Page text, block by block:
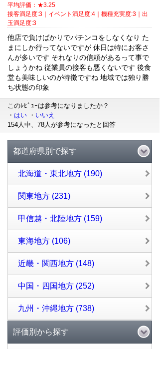
平均評価：★3.25
接客満足度:3｜イベント満足度:4｜機種充実度:3｜出
玉満足度:3
他店で負けばかりでパチンコをしなくなり た
まにしか行ってないですが 休日は特にお客さ
んが多いです それなりの信頼があるって事で
しょうかね 従業員の接客も悪くないです 後食
堂も美味しいのが特徴ですね 地域では独り勝
ち状態の印象
このﾚﾋﾞｭｰは参考になりましたか？
・ はい ・ いいえ
154人中、78人が参考になったと回答
都道府県別で探す
北海道・東北地方 (190)
関東地方 (231)
甲信越・北陸地方 (159)
東海地方 (106)
近畿・関西地方 (148)
中国・四国地方 (252)
九州・沖縄地方 (738)
評価別から探す